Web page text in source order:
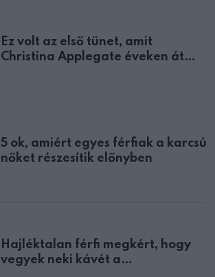
Ez volt az első tünet, amit
Christina Applegate éveken át
5 ok, amiért egyes férfiak a karcsú
nőket részesítik előnyben
Hajléktalan férfi megkért, hogy
vegyek neki kávét a